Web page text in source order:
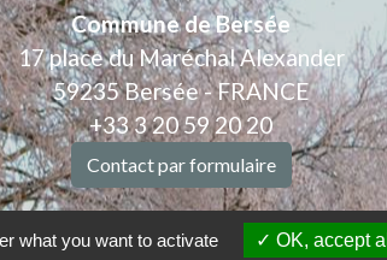
Commune de Bersée
17 place du Maréchal Alexander
59235 Bersée - FRANCE
+33 3 20 59 20 20
Contact par formulaire
Nous joindre
what you want to activate OK, accept all